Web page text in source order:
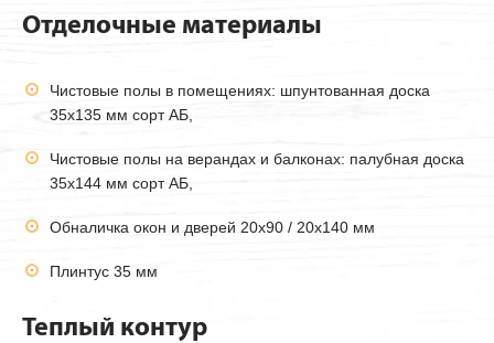
Отделочные материалы
Чистовые полы в помещениях: шпунтованная доска
35х135 мм сорт АБ,
Чистовые полы на верандах и балконах: палубная доска
35х144 мм сорт АБ,
Обналичка окон и дверей 20х90 / 20х140 мм
Плинтус 35 мм
Теплый контур